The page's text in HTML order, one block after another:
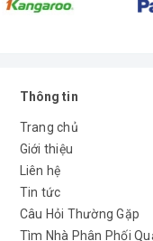
Thông tin
Trang chủ
Giới thiệu
Liên hệ
Tin tức
Câu Hỏi Thường Gặp
Tìm Nhà Phân Phối